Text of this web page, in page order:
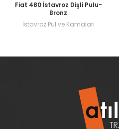
Fiat 480 İstavroz Dişli Pulu-
Bronz
İstavroz Pul ve Kamaları